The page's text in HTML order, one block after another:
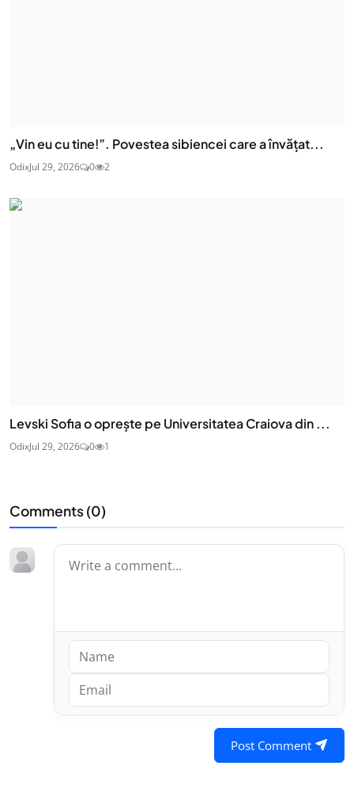
„Vin eu cu tine!”. Povestea sibiencei care a învățat...
OdixJul 29, 2026 0 2
Levski Sofia o oprește pe Universitatea Craiova din ...
OdixJul 29, 2026 0 1
Comments (0)
Post Comment